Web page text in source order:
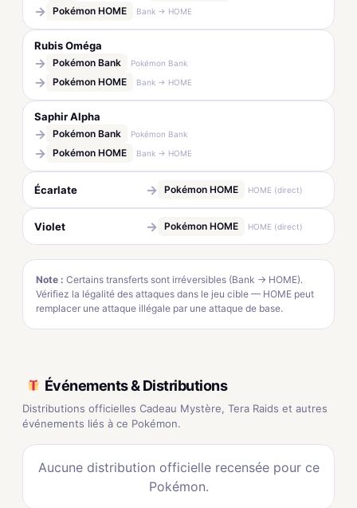
→ Pokémon HOME Bank → HOME
Rubis Oméga
→ Pokémon Bank Pokémon Bank
→ Pokémon HOME Bank → HOME
Saphir Alpha
→ Pokémon Bank Pokémon Bank
→ Pokémon HOME Bank → HOME
Écarlate → Pokémon HOME HOME (direct)
Violet → Pokémon HOME HOME (direct)
Note : Certains transferts sont irréversibles (Bank → HOME).
Vérifiez la légalité des attaques dans le jeu cible — HOME peut
remplacer une attaque illégale par une attaque de base.
Événements & Distributions
Distributions officielles Cadeau Mystère, Tera Raids et autres
événements liés à ce Pokémon.
Aucune distribution officielle recensée pour ce
Pokémon.